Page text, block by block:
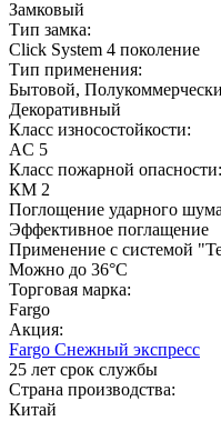
Замковый
Тип замка:
Click System 4 поколение
Тип применения:
Бытовой,
Декоративный
Класс износостойкости:
AC 5
Класс пожарной опасности:
КМ 2
Поглощение ударного
Эффективное поглащение
Применение с системой
Можно до 36°С
Торговая марка:
Fargo
Акция:
Fargo Снежный экспресс
25 лет срок службы
Страна производства:
Китай